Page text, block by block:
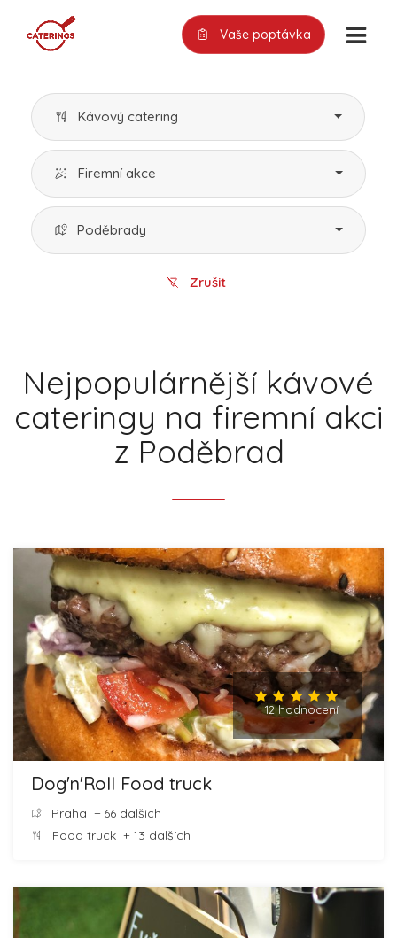
Vaše poptávka
Kávový catering
Firemní akce
Poděbrady
Zrušit
Nejpopulárnější kávové
cateringy na firemní akci
z Poděbrad
12 hodnocení
Dog'n'Roll Food truck
Praha + 66 dalších
Food truck + 13 dalších